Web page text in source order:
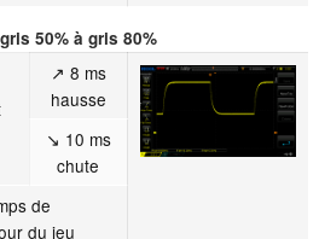
50% à gris 80%
↗ 8 ms
hausse
↘ 10 ms
chute
de
du jeu